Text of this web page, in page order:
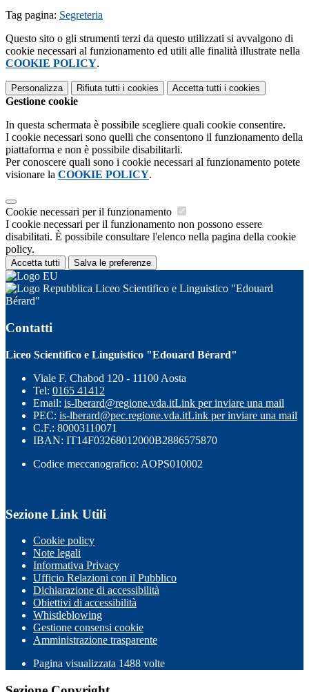
Tag pagina: Segreteria
Questo sito o gli strumenti terzi da questo utilizzati si avvalgono di
cookie necessari al funzionamento ed utili alle finalità illustrate nella
COOKIE POLICY.
Personalizza Rifiuta tutti i cookies Accetta tutti i cookies
Gestione cookie
In questa schermata è possibile scegliere quali cookie consentire.
I cookie necessari sono quelli che consentono il funzionamento della
piattaforma e non è possibile disabilitarli.
Per conoscere quali sono i cookie necessari al funzionamento potete
visionare la COOKIE POLICY.
Cookie necessari per il funzionamento
I cookie necessari per il funzionamento non possono essere
disabilitati. È possibile consultare l'elenco nella pagina della cookie
policy.
Accetta tutti Salva le preferenze
Liceo Scientifico e Linguistico "Edouard
Bérard"
Contatti
Liceo Scientifico e Linguistico "Edouard Bérard"
Viale F. Chabod 120 - 11100 Aosta
Tel: 0165 41412
Email: is-lberard@regione.vda.itLink per inviare una mail
PEC: is-lberard@pec.regione.vda.itLink per inviare una mail
C.F.: 80003110071
IBAN: IT14F03268012000B2886575870
Codice meccanografico: AOPS010002
Sezione Link Utili
Cookie policy
Note legali
Informativa Privacy
Ufficio Relazioni con il Pubblico
Dichiarazione di accessibilità
Obiettivi di accessibilità
Whistleblowing
Gestione consensi cookie
Amministrazione trasparente
Pagina visualizzata 1488 volte